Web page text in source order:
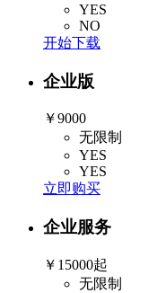
YES
NO
开始下载
企业版
￥9000
无限制
YES
YES
立即购买
企业服务
￥15000起
无限制